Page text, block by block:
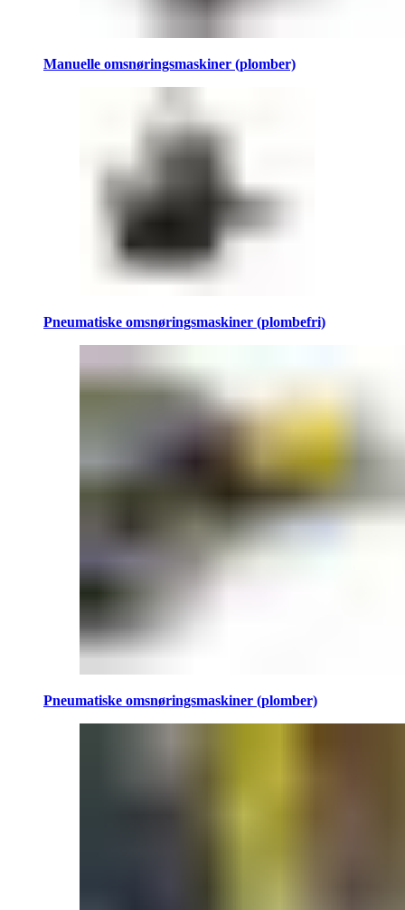
Manuelle omsnøringsmaskiner (plomber)
Pneumatiske omsnøringsmaskiner (plombefri)
Pneumatiske omsnøringsmaskiner (plomber)